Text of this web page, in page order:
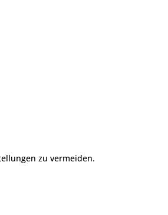
zu vermeiden.